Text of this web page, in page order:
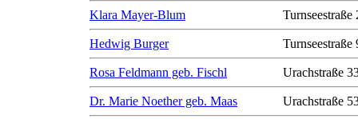
Klara Mayer-Blum Turnseestraße
Hedwig Burger Turnseestraße
Rosa Feldmann geb. Fischl Urachstraße
Dr. Marie Noether geb. Maas Urachstraße